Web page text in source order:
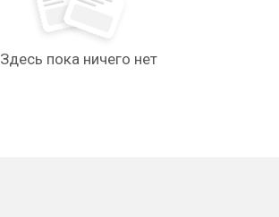
Здесь пока ничего нет